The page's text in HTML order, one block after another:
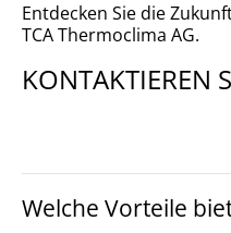
Entdecken Sie die
TCA Thermoclima AG.
KONTAKTIEREN
Welche Vorteile